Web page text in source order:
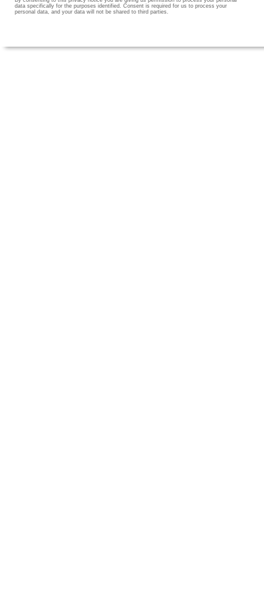
data specifically for the purposes identified. Consent is required for us to process your
personal data, and your data will not be shared to third parties.